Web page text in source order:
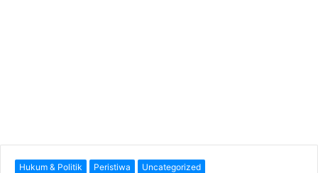
Hukum & Politik Peristiwa Uncategorized